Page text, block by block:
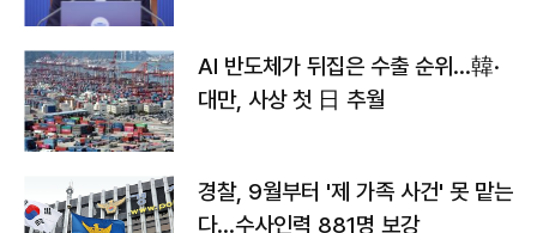
AI 반도체가 뒤집은 수출 순위…韓·
대만, 사상 첫 日 추월
경찰, 9월부터 '제 가족 사건' 못 맡는
다…수사인력 881명 보강